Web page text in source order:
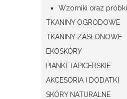
Wzorniki oraz próbki
TKANINY OGRODOWE
TKANINY ZASŁONOWE
EKOSKÓRY
PIANKI TAPICERSKIE
AKCESORIA I DODATKI
SKÓRY NATURALNE